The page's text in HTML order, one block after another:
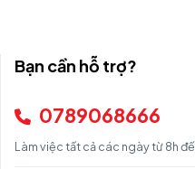
Bạn cần hỗ trợ?
0789068666
Làm việc tất cả các ngày từ 8h